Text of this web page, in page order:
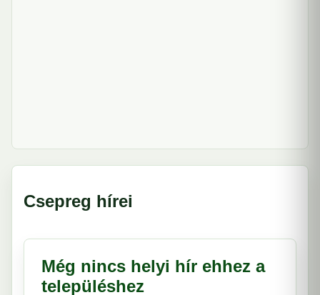
Csepreg hírei
Még nincs helyi hír ehhez a
településhez